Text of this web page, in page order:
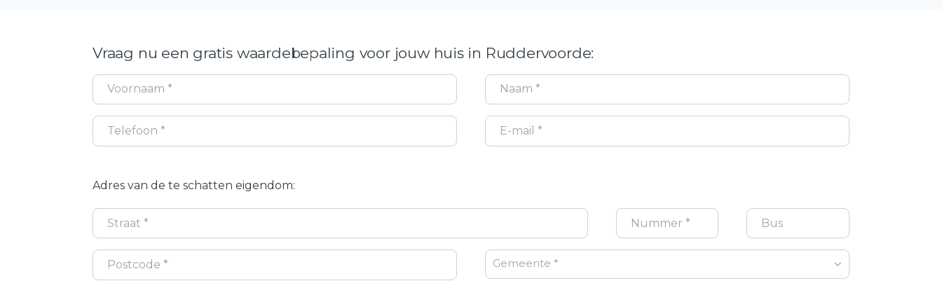
Vraag nu een gratis waardebepaling voor jouw huis in Ruddervoorde:
Adres van de te schatten eigendom:
Gemeente *